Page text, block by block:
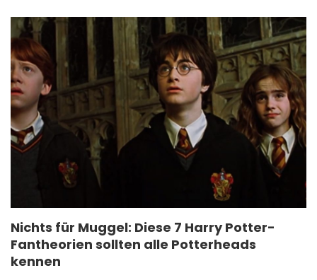
Nichts für Muggel: Diese 7 Harry Potter-
Fantheorien sollten alle Potterheads
kennen